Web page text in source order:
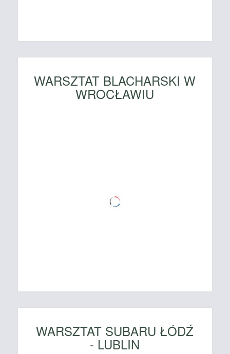
WARSZTAT BLACHARSKI W
WROCŁAWIU
WARSZTAT SUBARU ŁÓDŹ
- LUBLIN